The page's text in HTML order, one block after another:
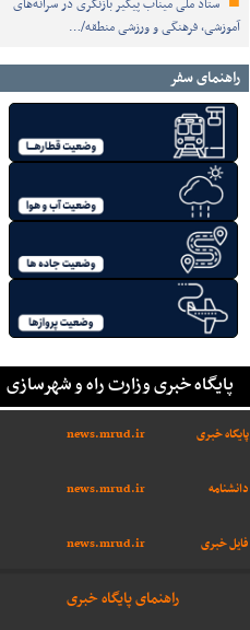
ستاد ملی میناب پیگیر بازنگری در سرانه‌های
آموزشی، فرهنگی و ورزشی منطقه/…
راهنمای سفر
پایگاه خبری وزارت راه و شهرسازی
پایگاه خبری news.mrud.ir
دانشنامه
news.mrud.ir
فایل خبری news.mrud.ir
راهنمای پایگاه خبری